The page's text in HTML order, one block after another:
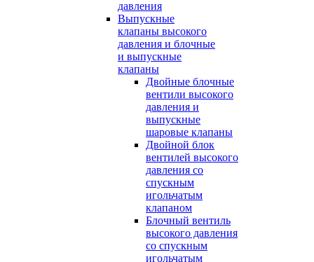
давления
Выпускные
клапаны высокого
давления и блочные
и выпускные
клапаны
Двойные блочные
вентили высокого
давления и
выпускные
шаровые клапаны
Двойной блок
вентилей высокого
давления со
спускным
игольчатым
клапаном
Блочный вентиль
высокого давления
со спускным
игольчатым